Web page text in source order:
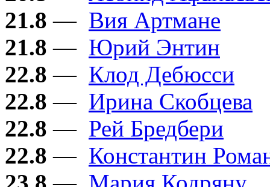
21.8 — Вия Артмане
21.8 — Юрий Энтин
22.8 — Клод Дебюсси
22.8 — Ирина Скобцева
22.8 — Рей Бредбери
22.8 — Константин